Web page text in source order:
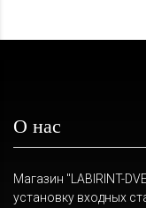
О нас
Магазин "LABIRINT-
установку входных